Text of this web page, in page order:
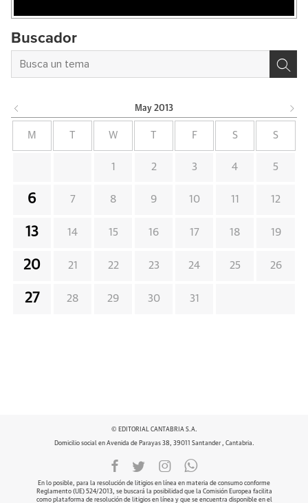
Buscador
May 2013
M W F S S
1 2 3 4 5
6 7 8 9 10 11 12
13 14 15 16 17 18 19
20 21 22 23 24 25 26
27 28 29 30 31
© EDITORIAL CANTABRIA S.A.
Domicilio social en Avenida de Parayas 38, 39011 Santander , Cantabria.
En lo posible, para la resolución de litigios en línea en materia de consumo conforme
Reglamento (UE) 524/2013, se buscará la posibilidad que la Comisión Europea facilita
como plataforma de resolución de litigios en línea y que se encuentra disponible en el